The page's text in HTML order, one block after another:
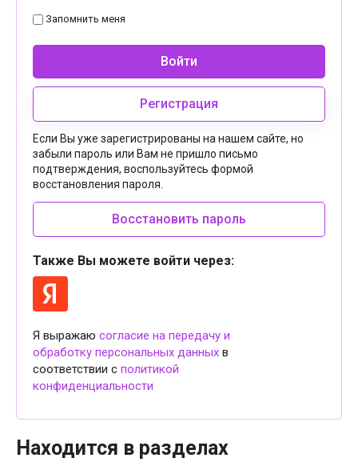
Запомнить меня
Войти
Регистрация
Если Вы уже зарегистрированы на нашем сайте, но
забыли пароль или Вам не пришло письмо
подтверждения, воспользуйтесь формой
восстановления пароля.
Восстановить пароль
Также Вы можете войти через:
Я выражаю согласие на передачу и
обработку персональных данных в
соответствии с политикой
конфиденциальности
Находится в разделах